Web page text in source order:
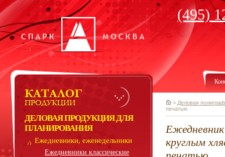
(495)
ДЕЛОВАЯ ПРОДУКЦИЯ ДЛЯ
ПЛАНИРОВАНИЯ
Ежедневники, еженедельники
Ежедневники классические
> Деловая
печатью
круглым